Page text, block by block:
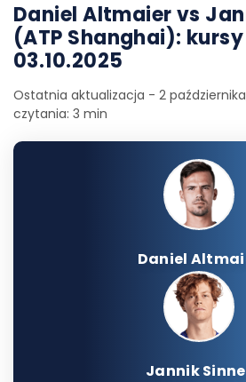
Daniel Altmaier vs
(ATP Shanghai):
03.10.2025
Ostatnia aktualizacja - 2
czytania: 3 min
Daniel
Jannik